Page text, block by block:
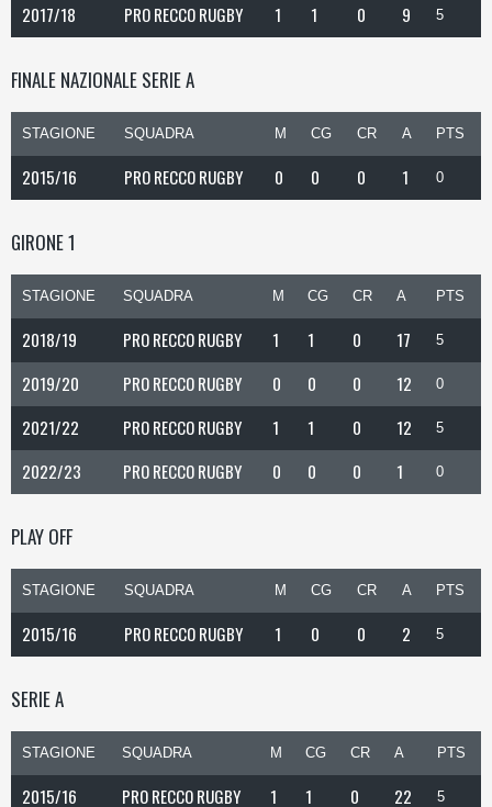
2017/18 PRO RECCO RUGBY 1 1 0 9 5
FINALE NAZIONALE SERIE A
STAGIONE SQUADRA M CG CR A PTS
2015/16 PRO RECCO RUGBY 0 0 0 1 0
GIRONE 1
STAGIONE SQUADRA M CG CR A PTS
2018/19 PRO RECCO RUGBY 1 1 0 17 5
2019/20 PRO RECCO RUGBY 0 0 0 12 0
2021/22 PRO RECCO RUGBY 1 1 0 12 5
2022/23 PRO RECCO RUGBY 0 0 0 1 0
PLAY OFF
STAGIONE SQUADRA M CG CR A PTS
2015/16 PRO RECCO RUGBY 1 0 0 2 5
SERIE A
STAGIONE SQUADRA M CG CR A PTS
2015/16 PRO RECCO RUGBY 1 1 0 22 5